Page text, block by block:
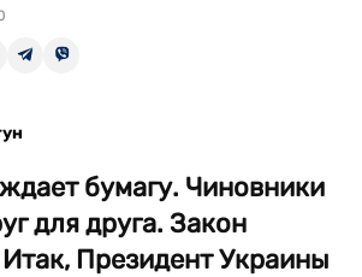
бумагу. Чиновники
для друга. Закон
Президент Украины